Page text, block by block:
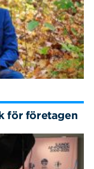
för företagen